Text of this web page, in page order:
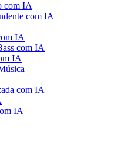
com IA
com IA
IA
com IA
IA
com IA
IA